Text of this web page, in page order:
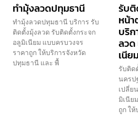
ทำมุ้งลวดปทุมธานี
ทำมุ้งลวดปทุมธานี บริการ รับ
ติดตั้งมุ้งลวด รับติดตั้งกระจก
อลูมิเนียม แบบครบวงจร
ราคาถูก ให้บริการจังหวัด
ปทุมธานี และ พื้
รับ
หน้
บริ
ลวด
เนีย
รับติด
นครป
เปลี่ย
มิเนีย
ถูก ใ